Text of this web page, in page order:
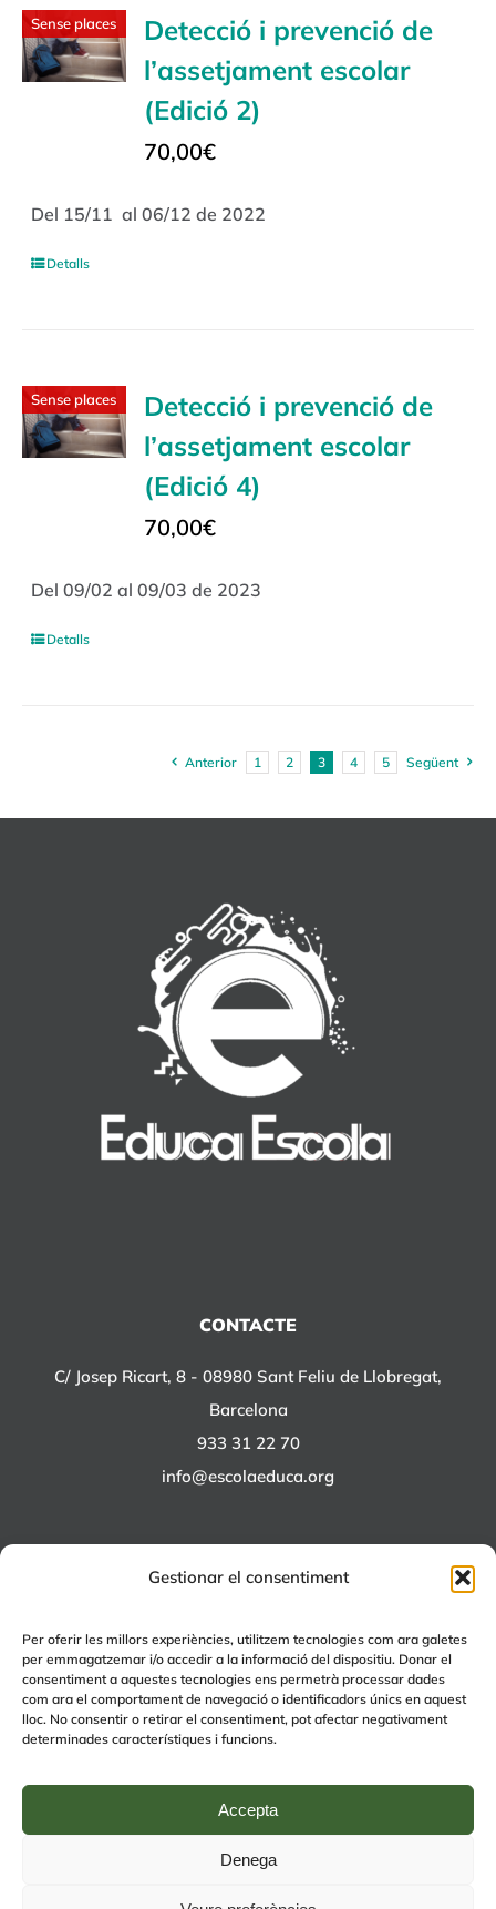
Gestionar el consentiment
Per oferir les millors experiències, utilitzem tecnologies com ara galetes
per emmagatzemar i/o accedir a la informació del dispositiu. Donar el
consentiment a aquestes tecnologies ens permetrà processar dades
com ara el comportament de navegació o identificadors únics en aquest
lloc. No consentir o retirar el consentiment, pot afectar negativament
determinades característiques i funcions.
Accepta
Denega
Sense places
Detecció i prevenció de
l’assetjament escolar
(Edició 2)
70,00€
Del 15/11 al 06/12 de 2022
Detalls
Sense places
Detecció i prevenció de
l’assetjament escolar
(Edició 4)
70,00€
Del 09/02 al 09/03 de 2023
Detalls
Anterior 1 2 3 4 5 Següent
CONTACTE
C/ Josep Ricart, 8 - 08980 Sant Feliu de Llobregat,
Barcelona
933 31 22 70
info@escolaeduca.org
+EDUCA
EDUCA Espai Lúdic
EDUCA Serveis